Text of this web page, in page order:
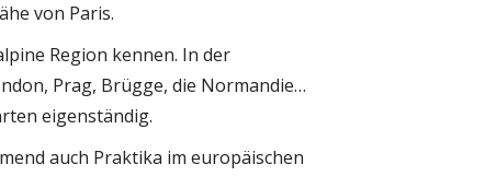
von Paris.
Region kennen. In der
Prag, Brügge, die Normandie…
eigenständig.
auch Praktika im europäischen